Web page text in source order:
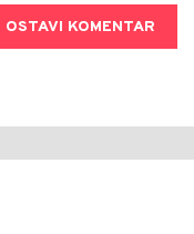
OSTAVI KOMENTAR